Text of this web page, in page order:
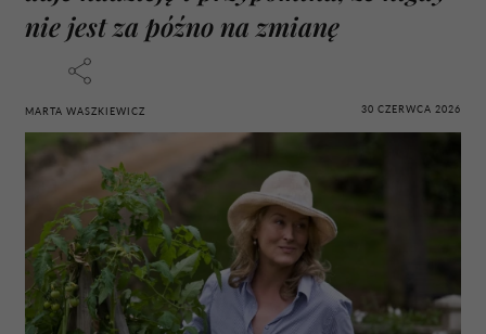
nie jest za późno na zmianę
MARTA WASZKIEWICZ 30 CZERWCA 2026